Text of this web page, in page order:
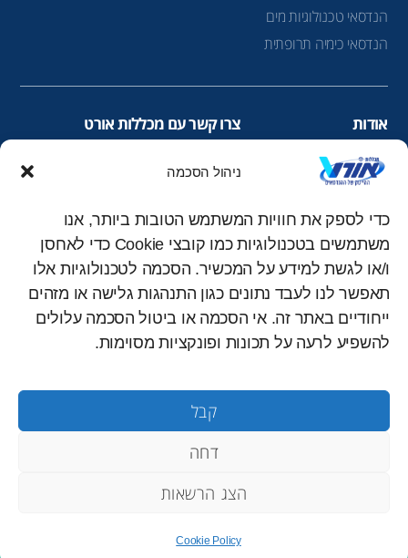
ניהול הסכמה
כדי לספק את חוויות המשתמש הטובות ביותר, אנו
משתמשים בטכנולוגיות כמו קובצי Cookie כדי לאחסן
ו/או לגשת למידע על המכשיר. הסכמה לטכנולוגיות אלו
תאפשר לנו לעבד נתונים כגון התנהגות גלישה או מזהים
ייחודיים באתר זה. אי הסכמה או ביטול הסכמה עלולים
להשפיע לרעה על תכונות ופונקציות מסוימות.
קבל
דחה
הצג הרשאות
Cookie Policy
הנדסאי טכנולוגיות מים
הנדסאי כימיה תרופתית
אודות
לימודי ערב
מכינה להנדסאים
מכללת אורט
קורסים מוזמנים
צרו קשר עם מכללות אורט
1-700-70-22-60
עקבו אחרינו ברשתות החברתיות
fac
ebo
ok
inst
agr
am
you
tub
e